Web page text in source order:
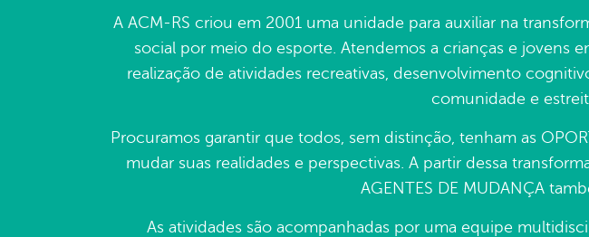
A ACM-RS criou em 2001 uma unidade para auxiliar na
social por meio do esporte. Atendemos a crianças e jovens
realização de atividades recreativas, desenvolvimento
comunidade e
Procuramos garantir que todos, sem distinção, tenham as
mudar suas realidades e perspectivas. A partir dessa
AGENTES DE MUDANÇA
As atividades são acompanhadas por uma equipe